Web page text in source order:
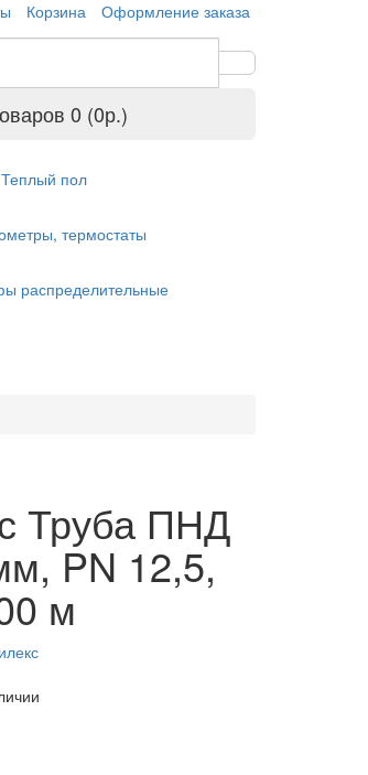
Корзина
Оформление заказа
0 (0р.)
Теплый пол
термостаты
распределительные
Труба ПНД
PN 12,5,
м